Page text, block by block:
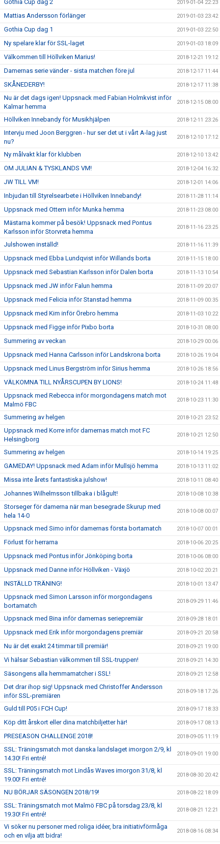
Gothia Cup dag 2 2019-01-04 22:23
Mattias Andersson förlänger 2019-01-03 23:42
Gothia Cup dag 1 2019-01-03 22:50
Ny spelare klar för SSL-laget 2019-01-03 18:09
Välkommen till Höllviken Marius! 2018-12-21 19:12
Damernas serie vänder - sista matchen före jul 2018-12-17 11:44
SKÅNEDERBY! 2018-12-17 11:38
Nu är det dags igen! Uppsnack med Fabian Holmkvist inför
Kalmar hemma
2018-12-15 08:00
Höllviken Innebandy för Musikhjälpen 2018-12-11 23:26
Intervju med Joon Berggren - hur ser det ut i vårt A-lag just
nu?
2018-12-10 17:12
Ny målvakt klar för klubben 2018-12-10 13:42
OM JULIAN & TYSKLANDS VM! 2018-12-04 16:32
JW TILL VM! 2018-12-01 14:06
Inbjudan till Styrelsearbete i Höllviken Innebandy! 2018-11-28 11:14
Uppsnack med Ottern inför Munka hemma 2018-11-23 08:00
Mästarna kommer på besök! Uppsnack med Pontus
Karlsson inför Storvreta hemma
2018-11-16 23:25
Julshowen inställd! 2018-11-16 11:39
Uppsnack med Ebba Lundqvist inför Willands borta 2018-11-15 18:00
Uppsnack med Sebastian Karlsson inför Dalen borta 2018-11-13 10:54
Uppsnack med JW inför Falun hemma 2018-11-09 20:07
Uppsnack med Felicia inför Stanstad hemma 2018-11-09 00:35
Uppsnack med Kim inför Örebro hemma 2018-11-03 10:22
Uppsnack med Figge inför Pixbo borta 2018-10-31 08:00
Summering av veckan 2018-10-29 00:06
Uppsnack med Hanna Carlsson inför Landskrona borta 2018-10-26 19:04
Uppsnack med Linus Bergström inför Sirius hemma 2018-10-26 18:56
VÄLKOMNA TILL NYÅRSCUPEN BY LIONS! 2018-10-24 11:48
Uppsnack med Rebecca inför morgondagens match mot
Malmö FBC
2018-10-23 11:30
Summering av helgen 2018-10-21 23:52
Uppsnack med Korre inför damernas match mot FC
Helsingborg
2018-10-21 12:50
Summering av helgen 2018-10-14 19:25
GAMEDAY! Uppsnack med Adam inför Mullsjö hemma 2018-10-13 11:02
Missa inte årets fantastiska julshow! 2018-10-11 08:40
Johannes Wilhelmsson tillbaka i blågult! 2018-10-08 10:38
Storseger för damerna när man besegrade Skurup med
hela 14-0
2018-10-08 00:07
Uppsnack med Simo inför damernas första bortamatch 2018-10-07 00:01
Förlust för herrarna 2018-10-06 20:25
Uppsnack med Pontus inför Jönköping borta 2018-10-06 08:00
Uppsnack med Danne inför Höllviken - Växjö 2018-10-02 20:21
INSTÄLLD TRÄNING! 2018-10-01 13:47
Uppsnack med Simon Larsson inför morgondagens
bortamatch
2018-09-29 11:46
Uppsnack med Bina inför damernas seriepremiär 2018-09-28 18:01
Uppsnack med Erik inför morgondagens premiär 2018-09-21 20:58
Nu är det exakt 24 timmar till premiär! 2018-09-21 19:00
Vi hälsar Sebastian välkommen till SSL-truppen! 2018-09-21 14:30
Säsongens alla hemmamatcher i SSL! 2018-09-21 12:58
Det drar ihop sig! Uppsnack med Christoffer Andersson
inför SSL-premiären
2018-09-18 17:26
Guld till P05 i FCH Cup! 2018-09-17 18:33
Köp ditt årskort eller dina matchbiljetter här! 2018-09-17 08:13
PRESEASON CHALLENGE 2018! 2018-09-05 11:19
SSL: Träningsmatch mot danska landslaget imorgon 2/9, kl
14.30! Fri entré!
2018-09-01 19:00
SSL: Träningsmatch mot Lindås Waves imorgon 31/8, kl
19.00! Fri entré!
2018-08-30 20:42
NU BÖRJAR SÄSONGEN 2018/19! 2018-08-22 18:09
SSL: Träningsmatch mot Malmö FBC på torsdag 23/8, kl
19.30! Fri entré!
2018-08-21 12:21
Vi söker nu personer med roliga idéer, bra initiativförmåga
och en vilja att bidra!
2018-08-16 08:34